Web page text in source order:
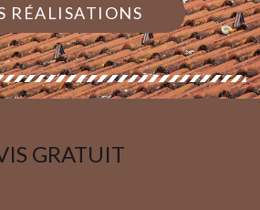
RÉALISATIONS
GRATUIT